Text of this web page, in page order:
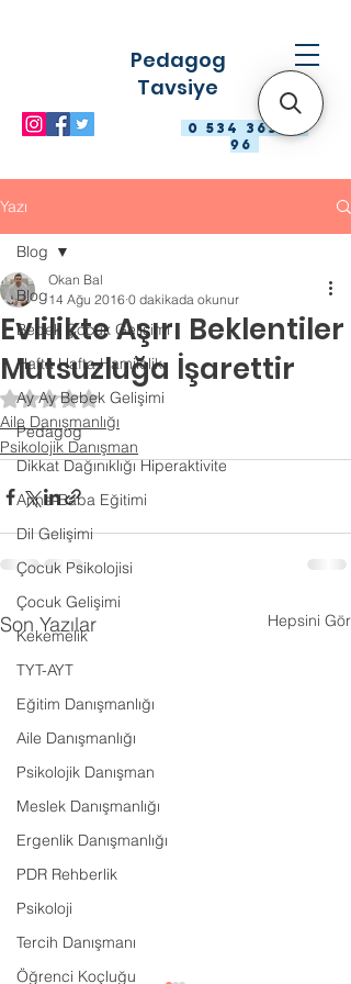
0 534 363 98
96
Pedagog
Tavsiye
Yazı
Blog
Bebek Çocuk Gelişimi
Hafta Hafta Hamilelik
Ay Ay Bebek Gelişimi
Pedagog
Dikkat Dağınıklığı Hiperaktivite
Anne-Baba Eğitimi
Dil Gelişimi
Çocuk Psikolojisi
Çocuk Gelişimi
Kekemelik
TYT-AYT
Eğitim Danışmanlığı
Aile Danışmanlığı
Psikolojik Danışman
Meslek Danışmanlığı
Ergenlik Danışmanlığı
PDR Rehberlik
Psikoloji
Tercih Danışmanı
Öğrenci Koçluğu
Blog
Evlilikte Aşırı Beklentiler
Mutsuzluğa İşarettir
Okan Bal
14 Ağu 2016 0 dakikada okunur
5 üzerinden NaN yıldız
Aile Danışmanlığı
Psikolojik Danışman
Son Yazılar Hepsini Gör